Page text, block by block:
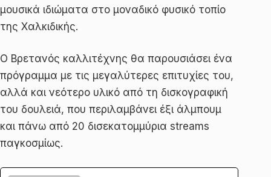
μουσικά ιδιώματα στο μοναδικό φυσικό τοπίο
της Χαλκιδικής.
Ο Βρετανός καλλιτέχνης θα παρουσιάσει ένα
πρόγραμμα με τις μεγαλύτερες επιτυχίες του,
αλλά και νεότερο υλικό από τη δισκογραφική
του δουλειά, που περιλαμβάνει έξι άλμπουμ
και πάνω από 20 δισεκατομμύρια streams
παγκοσμίως.